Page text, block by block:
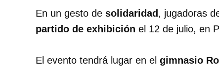
En un gesto de solidaridad , jugadoras
partido de exhibición el 12 de julio, en
El evento tendrá lugar en el gimnasio